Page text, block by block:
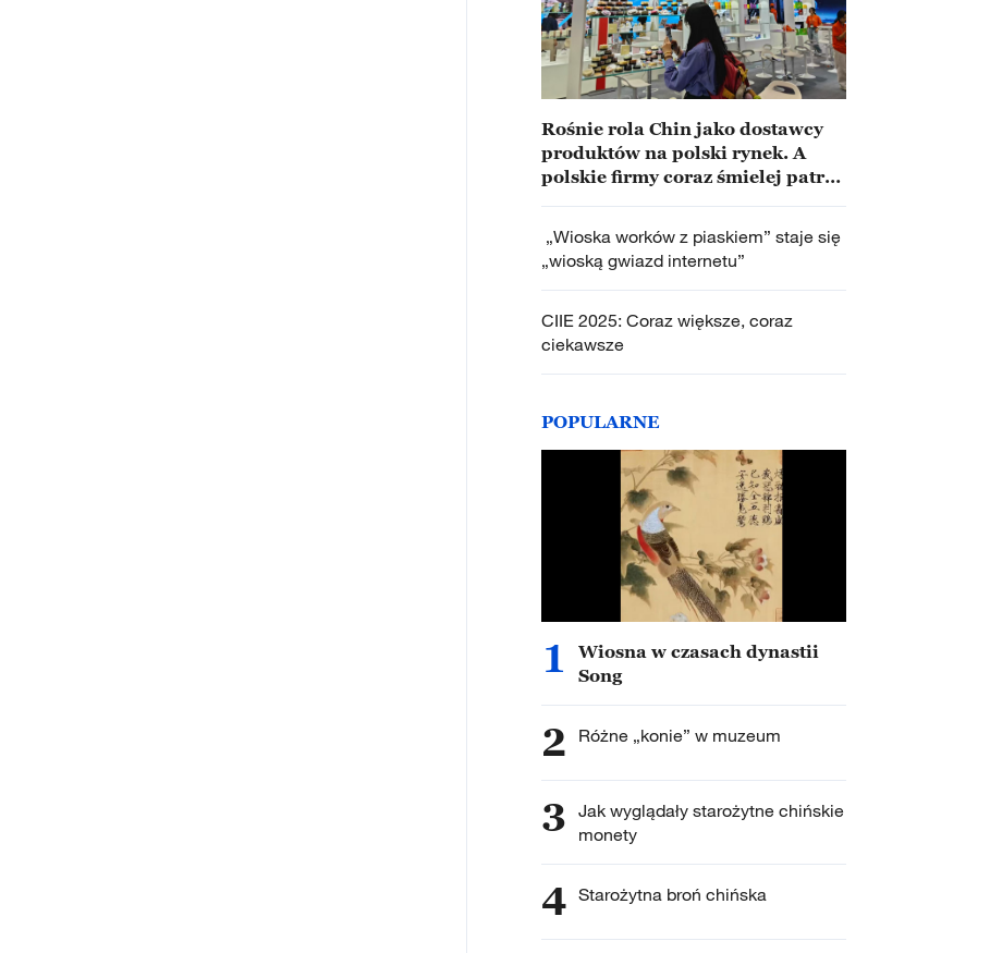
Rośnie rola Chin jako dostawcy
produktów na polski rynek. A
polskie firmy coraz śmielej patrzą
„Wioska worków z piaskiem” staje się
„wioską gwiazd internetu”
CIIE 2025: Coraz większe, coraz
ciekawsze
POPULARNE
1
Wiosna w czasach dynastii
Song
2 Różne „konie” w muzeum
3 Jak wyglądały starożytne chińskie
monety
4 Starożytna broń chińska